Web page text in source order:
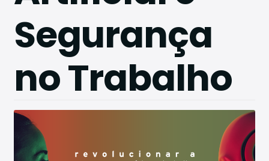
Segurança
no Trabalho